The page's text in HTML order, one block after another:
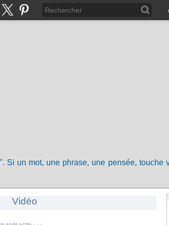
Si un mot, une phrase, une pensée, touche
Vidéo